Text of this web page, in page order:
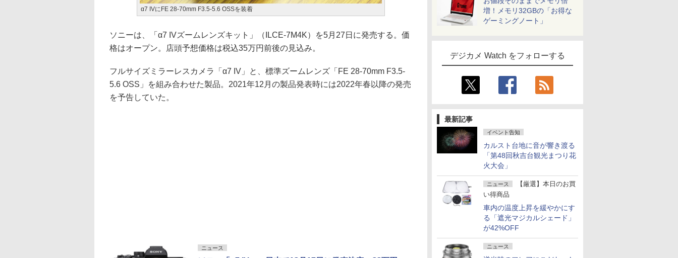
増！メモリ32GBの「お得な
ゲーミングノート」
デジカメ Watch をフォローする
最新記事
イベント告知
カルスト台地に音が響き渡る
「第48回秋吉台観光まつり花
火大会」
ニュース
【厳選】本日のお買
い得商品
車内の温度上昇を緩やかにす
る「遮光マジカルシェード」
が42%OFF
ニュース
α7 IVにFE 28-70mm F3.5-5.6 OSSを装着
ソニーは、「α7 IVズームレンズキット」（ILCE-7M4K）を5月27日に発売する。価
格はオープン。店頭予想価格は税込35万円前後の見込み。
フルサイズミラーレスカメラ「α7 IV」と、標準ズームレンズ「FE 28-70mm F3.5-
5.6 OSS」を組み合わせた製品。2021年12月の製品発表時には2022年春以降の発売
を予告していた。
ニュース